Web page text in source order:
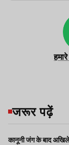
जरूर पढ़ें
कानूनी जंग के बाद